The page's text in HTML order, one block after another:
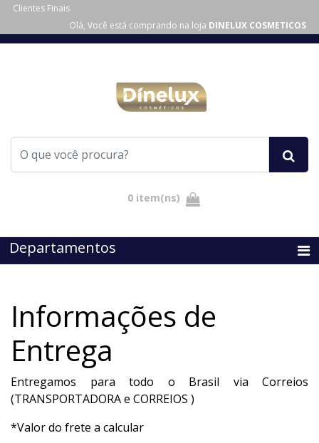
Clientes Finais
Olá, Você está comprando na loja DINELUX COSMETICOS
Departamentos
Informações de
Entrega
Entregamos para todo o Brasil via Correios
(TRANSPORTADORA e CORREIOS )
*Valor do frete a calcular